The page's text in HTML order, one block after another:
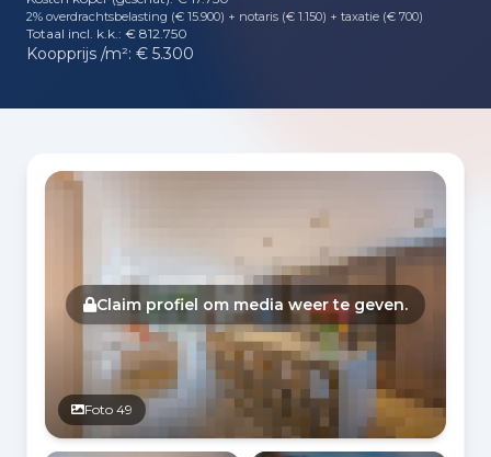
2% overdrachtsbelasting (€ 15.900) + notaris (€ 1.150) + taxatie (€ 700)
Totaal incl. k.k.: € 812.750
Koopprijs /m²: € 5.300
Fotogalerij
Foto 49
Claim profiel om media weer te geven.